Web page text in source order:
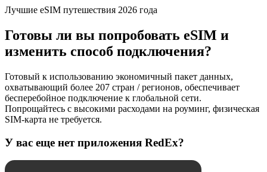
Лучшие eSIM путешествия 2026 года
Готовы ли вы попробовать eSIM и
изменить способ подключения?
Готовый к использованию экономичный пакет данных,
охватывающий более 207 стран / регионов, обеспечивает
бесперебойное подключение к глобальной сети.
Попрощайтесь с высокими расходами на роуминг, физическая
SIM-карта не требуется.
У вас еще нет приложения RedEx?